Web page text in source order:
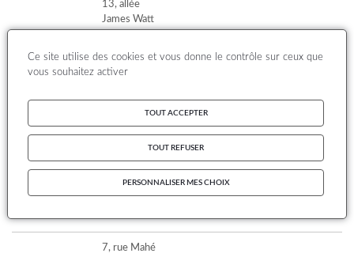
13, allée
James Watt
33692
http://www.atmo-
OCCITANIE
chemin des
Capelles
31300
http://www.atmo-
occitanie.org/
7, rue Mahé
Ce site utilise des cookies et vous donne le contrôle sur ceux que
vous souhaitez activer
TOUT ACCEPTER
TOUT REFUSER
PERSONNALISER MES CHOIX